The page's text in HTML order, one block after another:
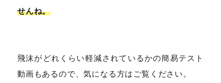
せんね。
飛沫がどれくらい軽減されているかの簡易テスト
動画もあるので、気になる方はご覧ください。